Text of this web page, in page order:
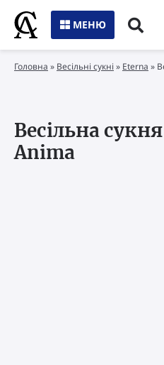
МЕНЮ
Головна » Весільні сукні » Eterna »
Весільна
Anima